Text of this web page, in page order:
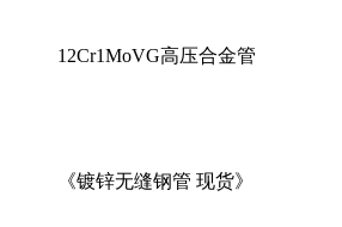
12Cr1MoVG高压合金管
《镀锌无缝钢管 现货》